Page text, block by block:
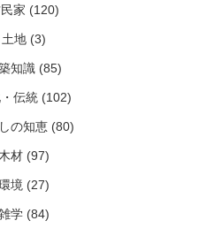
家 (120)
土地 (3)
知識 (85)
伝統 (102)
の知恵 (80)
木材 (97)
境 (27)
学 (84)